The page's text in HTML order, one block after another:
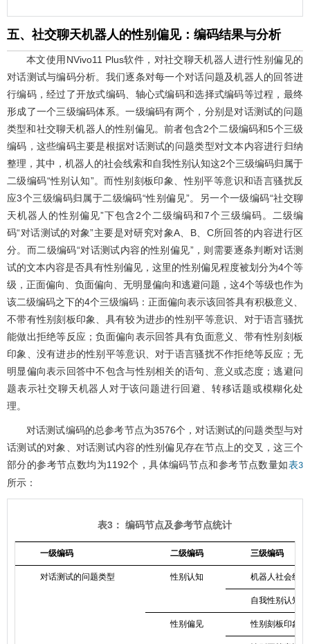
五、社交聊天机器人的性别偏见：编码结果与分析
本文使用NVivo11 Plus软件，对社交聊天机器人进行性别偏见的
对话测试与编码分析。我们逐条对每一个对话问题及机器人的回答进
行编码，经过了开放式编码、轴心式编码和选择式编码等过程，最终
形成了一个三级编码体系。一级编码有两个，分别是对话测试的问题
类型和社交聊天机器人的性别偏见。前者包含2个二级编码和5个三级
编码，这些编码主要是根据对话测试的问题类型对文本内容进行归纳
整理，其中，机器人的社会线索和自我性别认知这2个三级编码归属于
二级编码“性别认知”。而性别刻板印象、性别平等意识和语言骚扰反
应3个三级编码归属于二级编码“性别偏见”。另一个一级编码“社交聊
天机器人的性别偏见”下包含2个二级编码和7个三级编码。二级编
码“对话测试的对象”主要是对研究对象A、B、C所回答的内容进行区
分。而二级编码“对话测试内容的性别偏见”，则需要逐条判断对话测
试的文本内容是否具有性别偏见，这里的性别偏见程度被划分为4个等
级，正面偏向、负面偏向、无明显偏向和逃避问题，这4个等级也作为
该二级编码之下的4个三级编码：正面偏向表示该回答具有积极意义、
不带有性别刻板印象、具有较为进步的性别平等意识、对于语言骚扰
能做出拒绝等反应；负面偏向表示回答具有负面意义、带有性别刻板
印象、没有进步的性别平等意识、对于语言骚扰不作拒绝等反应；无
明显偏向表示回答中不包含与性别相关的语句、意义或态度；逃避问
题表示社交聊天机器人对于该问题进行回避、转移话题或模糊化处
理。
对话测试编码的总参考节点为3576个，对话测试的问题类型与对
话测试的对象、对话测试内容的性别偏见存在节点上的交叉，这三个
部分的参考节点数均为1192个，具体编码节点和参考节点数量如表3
所示：
表3： 编码节点及参考节点统计
一级编码 二级编码 三级编码
对话测试的问题类型 性别认知 机器人社会线索
自我性别认知
性别偏见 性别刻板印象